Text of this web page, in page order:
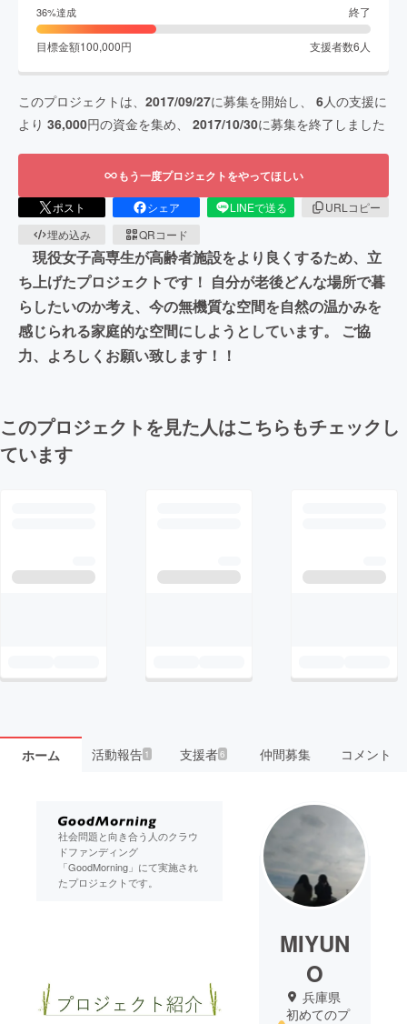
36%達成 終了
目標金額100,000円 支援者数6 人
このプロジェクトは、 2017/09/27に募集を開始し、 6人の支援に
より 36,000円の資金を集め、 2017/10/30に募集を終了しました
もう一度プロジェクトをやってほしい
ポスト シェア LINEで送る
URLコピー
埋め込み
QRコード
現役女子高専生が高齢者施設をより良くするため、立
ち上げたプロジェクトです！ 自分が老後どんな場所で暮
らしたいのか考え、今の無機質な空間を自然の温かみを
感じられる家庭的な空間にしようとしています。 ご協
力、よろしくお願い致します！！
このプロジェクトを見た人はこちらもチェックし
ています
ホーム 活動報告1 支援者6 仲間募集 コメント
社会問題と向き合う人のクラウ
ドファンディング
「GoodMorning」にて実施され
たプロジェクトです。
MIYUN
O
兵庫県
初めてのプ